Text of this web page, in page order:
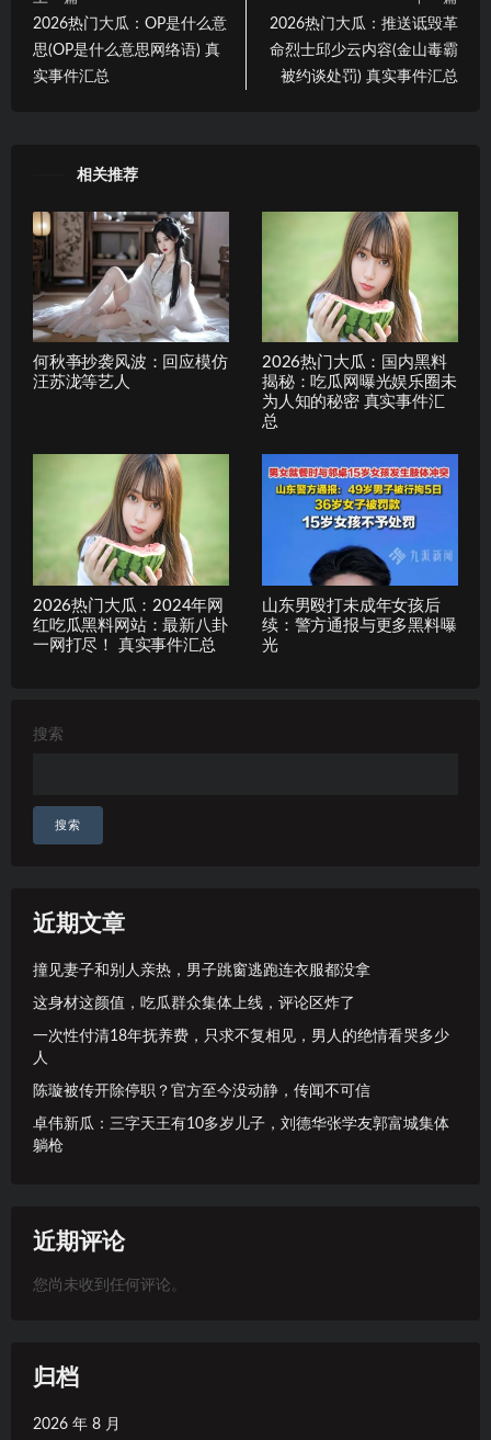
2026热门大瓜：OP是什么意
思(OP是什么意思网络语) 真
实事件汇总
2026热门大瓜：推送诋毁革
命烈士邱少云内容(金山毒霸
被约谈处罚) 真实事件汇总
相关推荐
何秋亊抄袭风波：回应模仿
汪苏泷等艺人
2026热门大瓜：国内黑料
揭秘：吃瓜网曝光娱乐圈未
为人知的秘密 真实事件汇
总
2026热门大瓜：2024年网
红吃瓜黑料网站：最新八卦
一网打尽！ 真实事件汇总
山东男殴打未成年女孩后
续：警方通报与更多黑料曝
光
搜索
搜索
近期文章
撞见妻子和别人亲热，男子跳窗逃跑连衣服都没拿
这身材这颜值，吃瓜群众集体上线，评论区炸了
一次性付清18年抚养费，只求不复相见，男人的绝情看哭多少
人
陈璇被传开除停职？官方至今没动静，传闻不可信
卓伟新瓜：三字天王有10多岁儿子，刘德华张学友郭富城集体
躺枪
近期评论
您尚未收到任何评论。
归档
2026 年 8 月